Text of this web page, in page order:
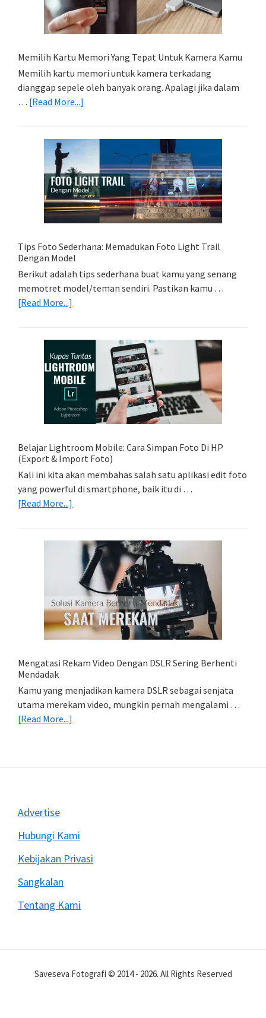
Memilih Kartu Memori Yang Tepat Untuk Kamera Kamu
Memilih kartu memori untuk kamera terkadang
dianggap sepele oleh banyak orang. Apalagi jika dalam
… [Read More...]
Memori
Tepat
Untuk
Kamera
Kamu
Tips Foto Sederhana: Memadukan Foto Light Trail
Dengan Model
Berikut adalah tips sederhana buat kamu yang senang
memotret model/teman sendiri. Pastikan kamu …
[Read More...]
Sederhana:
Memadukan
Foto
Light
Trail
Dengan
Belajar Lightroom Mobile: Cara Simpan Foto Di HP
(Export & Import Foto)
Kali ini kita akan membahas salah satu aplikasi edit foto
yang powerful di smartphone, baik itu di …
[Read More...]
Mobile:
Cara
Simpan
Foto
Di
HP
(Export
Import
Mengatasi Rekam Video Dengan DSLR Sering Berhenti
Mendadak
Kamu yang menjadikan kamera DSLR sebagai senjata
utama merekam video, mungkin pernah mengalami …
[Read More...]
Mendadak
Footer
Advertise
Hubungi Kami
Kebijakan Privasi
Sangkalan
Tentang Kami
Saveseva Fotografi © 2014 - 2026. All Rights Reserved